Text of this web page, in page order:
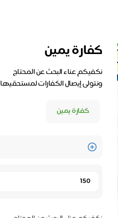
كفارة يمين
ونتولى إيصال الكفارات لمستحقيها
كفارة يمين
Quantity